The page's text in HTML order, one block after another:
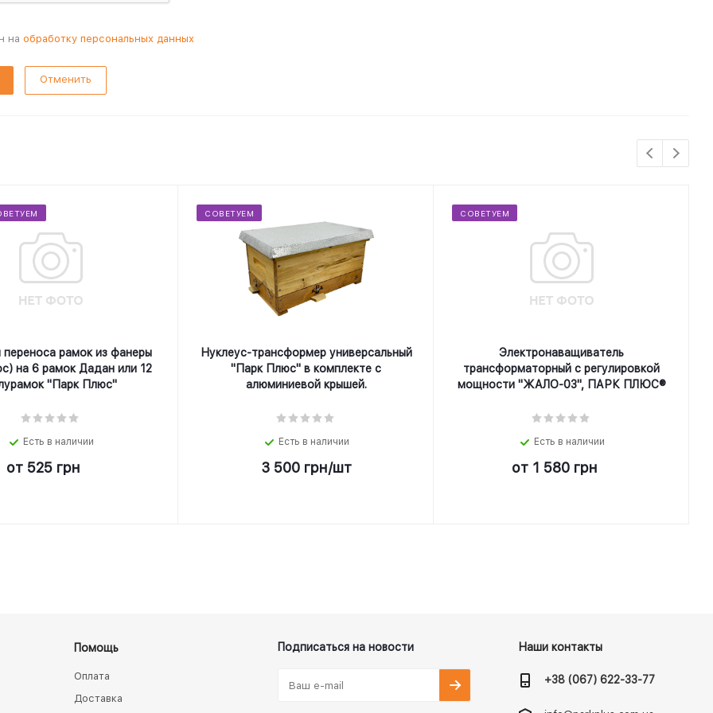
на обработку персональных данных
Отменить
рамок из фанеры
на 6 рамок Дадан или 12
"Парк Плюс"
Есть в наличии
от 525 грн
СОВЕТУЕМ
Нуклеус-трансформер универсальный
"Парк Плюс" в комплекте с
алюминиевой крышей.
Есть в наличии
3 500грн/шт
СОВЕТУЕМ
Электронаващиватель
трансформаторный с регулировкой
мощности "ЖАЛО-03", ПАРК ПЛЮС®
Есть в наличии
от 1 580 грн
Помощь
Оплата
Доставка
Подписаться на новости Наши контакты
+38 (067) 622-33-77